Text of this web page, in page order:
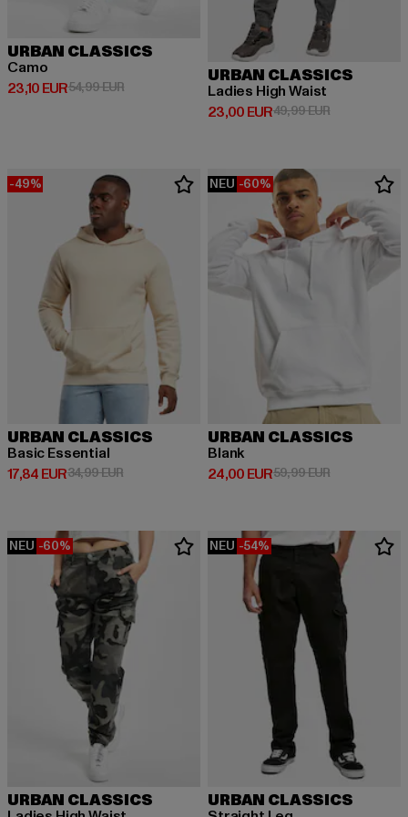
URBAN CLASSICS
Camo
23,10 EUR
Derzeitiger Preis: 23,10 EUR
54,99 EURAktionspreis: 54,99 EUR
URBAN CLASSICS
Ladies High Waist
23,00 EUR
Derzeitiger Preis: 23,00 EUR
49,99 EURAktionspreis:
-49%
URBAN CLASSICS
Basic Essential
17,84 EUR
Derzeitiger Preis: 17,84 EUR
34,99 EURAktionspreis: 34,99 EUR
NEU -60%
URBAN CLASSICS
Blank
24,00 EUR
Derzeitiger Preis: 24,00 EUR
59,99 EURAktionspreis:
NEU -60%
URBAN CLASSICS
NEU -54%
URBAN CLASSICS